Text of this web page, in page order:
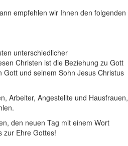
empfehlen wir Ihnen den folgenden
unterschiedlicher
Christen ist die Beziehung zu Gott
und seinem Sohn Jesus Christus
Arbeiter, Angestellte und Hausfrauen,
den neuen Tag mit einem Wort
zur Ehre Gottes!